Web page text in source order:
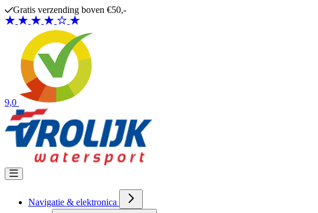
Ga naar de inhoud
Gratis verzending boven €50,-
9,0
Navigatie & elektronica